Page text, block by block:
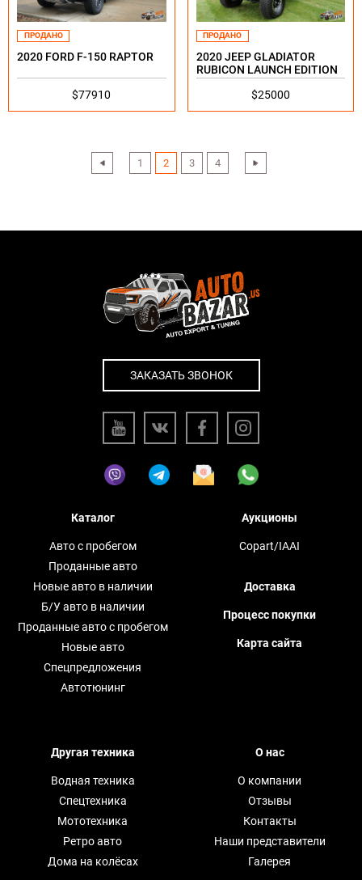
ПРОДАНО
2020 FORD F-150 RAPTOR
$77910
ПРОДАНО
2020 JEEP GLADIATOR
RUBICON LAUNCH EDITION
$25000
‹ 1 2 3 4 ›
ЗАКАЗАТЬ ЗВОНОК
Каталог
Авто с пробегом
Проданные авто
Новые авто в наличии
Б/У авто в наличии
Проданные авто с пробегом
Новые авто
Спецпредложения
Автотюнинг
Аукционы
Copart/IAAI
Доставка
Процесс покупки
Карта сайта
Другая техника
Водная техника
Спецтехника
Мототехника
Ретро авто
Дома на колёсах
О нас
О компании
Отзывы
Контакты
Наши представители
Галерея